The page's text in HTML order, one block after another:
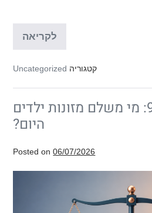
לקריאהמה
ייעוץ
עורך
–
קטגוריה Uncategorized
בע"מ 919/15: מי משלם מזונות ילדים
היום?
Posted on 06/07/2026